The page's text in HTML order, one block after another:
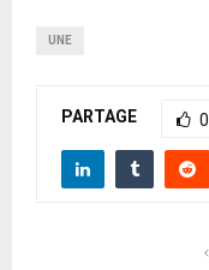
UNE
PARTAGE 0